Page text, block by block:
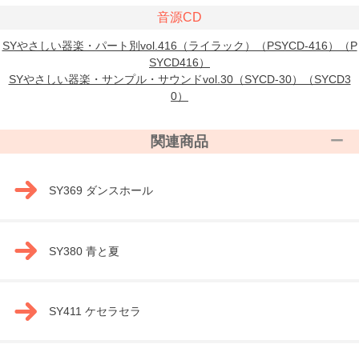
音源CD
SYやさしい器楽・パート別vol.416（ライラック）（PSYCD-416）（P
SYCD416）
SYやさしい器楽・サンプル・サウンドvol.30（SYCD-30）（SYCD3
0）
関連商品
SY369 ダンスホール
SY380 青と夏
SY411 ケセラセラ